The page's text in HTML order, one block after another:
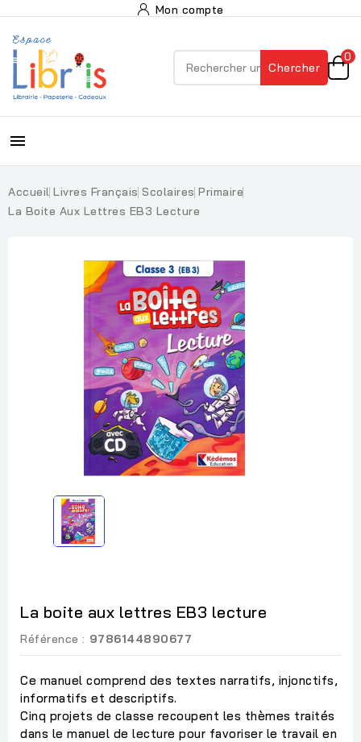
Mon compte
Chercher
0

Accueil Livres Français Scolaires Primaire
La Boite Aux Lettres EB3 Lecture
La boite aux lettres EB3 lecture
Référence : 9786144890677
Ce manuel comprend des textes narratifs, injonctifs,
informatifs et descriptifs.
Cinq projets de classe recoupent les thèmes traités
dans le manuel de lecture pour favoriser le travail en